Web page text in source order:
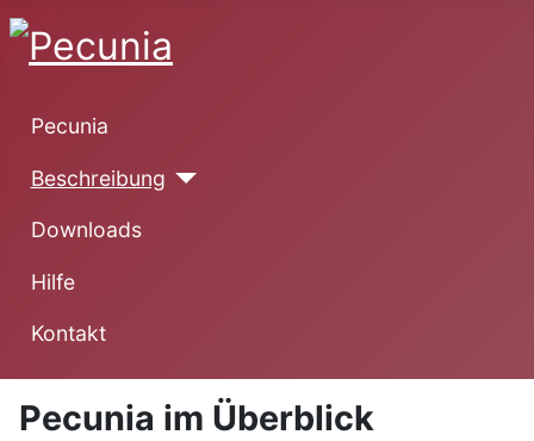
Pecunia
Beschreibung
Downloads
Hilfe
Kontakt
Pecunia im Überblick